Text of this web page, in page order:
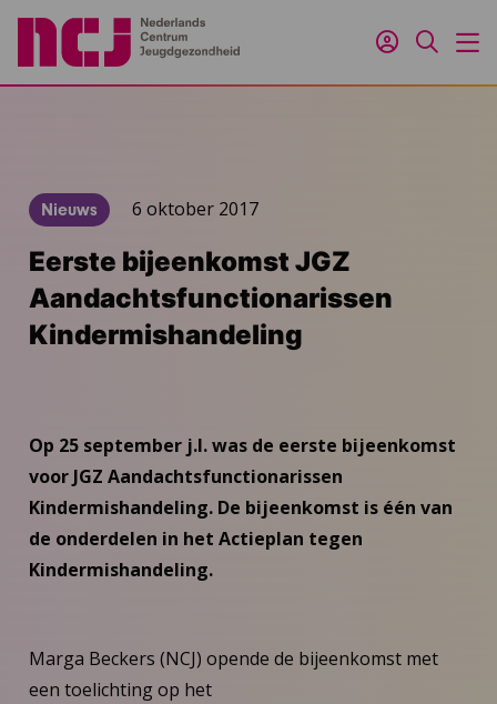
Inloggen
Zoeken
Nieuws 6 oktober 2017
Eerste bijeenkomst JGZ
Aandachtsfunctionarissen
Kindermishandeling
Op 25 september j.l. was de eerste bijeenkomst
voor JGZ Aandachtsfunctionarissen
Kindermishandeling. De bijeenkomst is één van
de onderdelen in het Actieplan tegen
Kindermishandeling.
Marga Beckers (NCJ) opende de bijeenkomst met
een toelichting op het